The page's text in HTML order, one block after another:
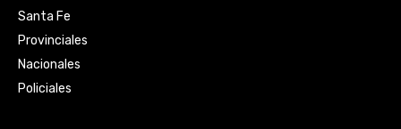
Santa Fe
Provinciales
Nacionales
Policiales